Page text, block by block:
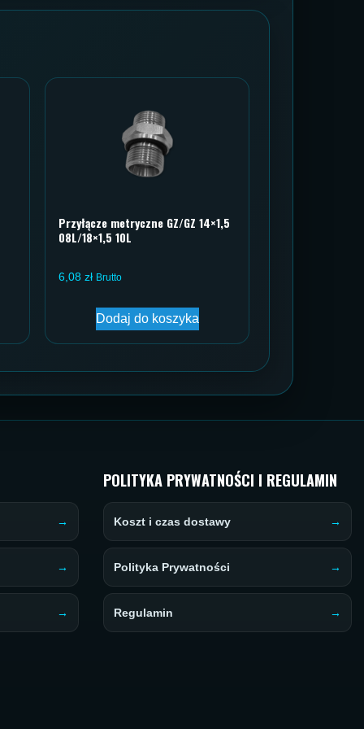
Przyłącze metryczne GZ/GZ 14×1,5
08L/18×1,5 10L
6,08 zł Brutto
Dodaj do koszyka
POLITYKA PRYWATNOŚCI I REGULAMIN
Koszt i czas dostawy
Polityka Prywatności
Regulamin